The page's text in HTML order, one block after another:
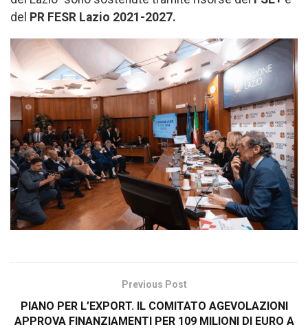
del PR FESR Lazio 2021-2027.
Previous Post
PIANO PER L’EXPORT. IL COMITATO AGEVOLAZIONI
APPROVA FINANZIAMENTI PER 109 MILIONI DI EURO A